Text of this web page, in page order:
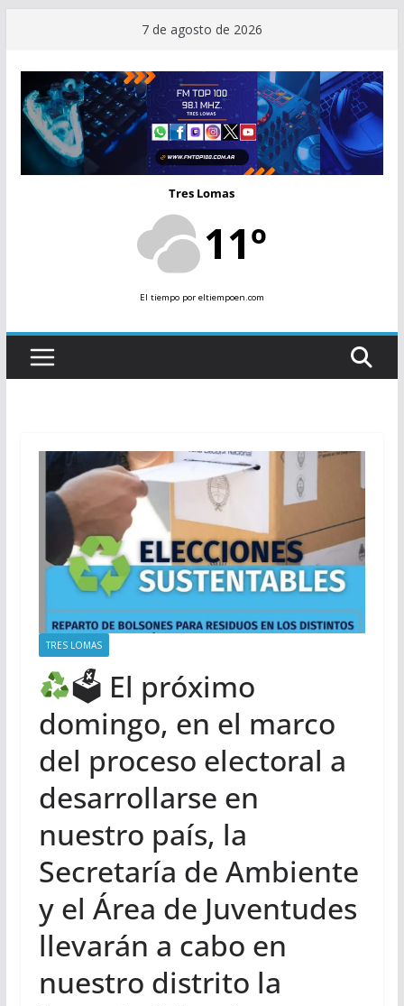
contenido
7 de agosto de 2026
Tres Lomas
11º
El tiempopor eltiempoen.com
TRES LOMAS
🗳 El próximo
domingo, en el marco
del proceso electoral a
desarrollarse en
nuestro país, la
Secretaría de Ambiente
y el Área de Juventudes
llevarán a cabo en
nuestro distrito la